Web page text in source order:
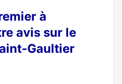
à
avis sur le
Gaultier